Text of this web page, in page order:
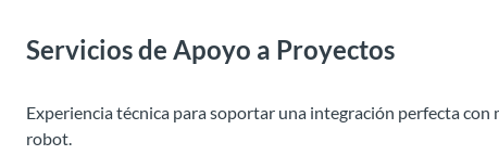
Servicios de Apoyo a Proyectos
Experiencia técnica para soportar una integración perfecta
robot.